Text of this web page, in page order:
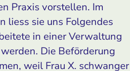
Praxis vorstellen. Im
liess sie uns Folgendes
in einer Verwaltung
Die Beförderung
weil Frau X. schwanger